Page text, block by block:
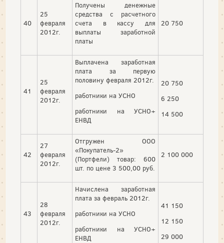
40
25
февраля
2012г.
Получены денежные
средства с расчетного
счета в кассу для
выплаты заработной
платы
20 750
41
25
февраля
2012г.
Выплачена заработная
плата за первую
половину февраля 2012г.
работники на УСНО
работники на УСНО+
ЕНВД
20 750
6 250
14 500
42
27
февраля
2012г.
Отгружен ООО
«Покупатель-2»
(Портфели) товар: 600
шт. по цене 3 500,00 руб.
2 100 000
43
28
февраля
2012г.
Начислена заработная
плата за февраль 2012г.
работники на УСНО
работники на УСНО+
ЕНВД
41 150
12 150
29 000